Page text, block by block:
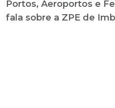
Portos, Aeroportos e
fala sobre a ZPE de